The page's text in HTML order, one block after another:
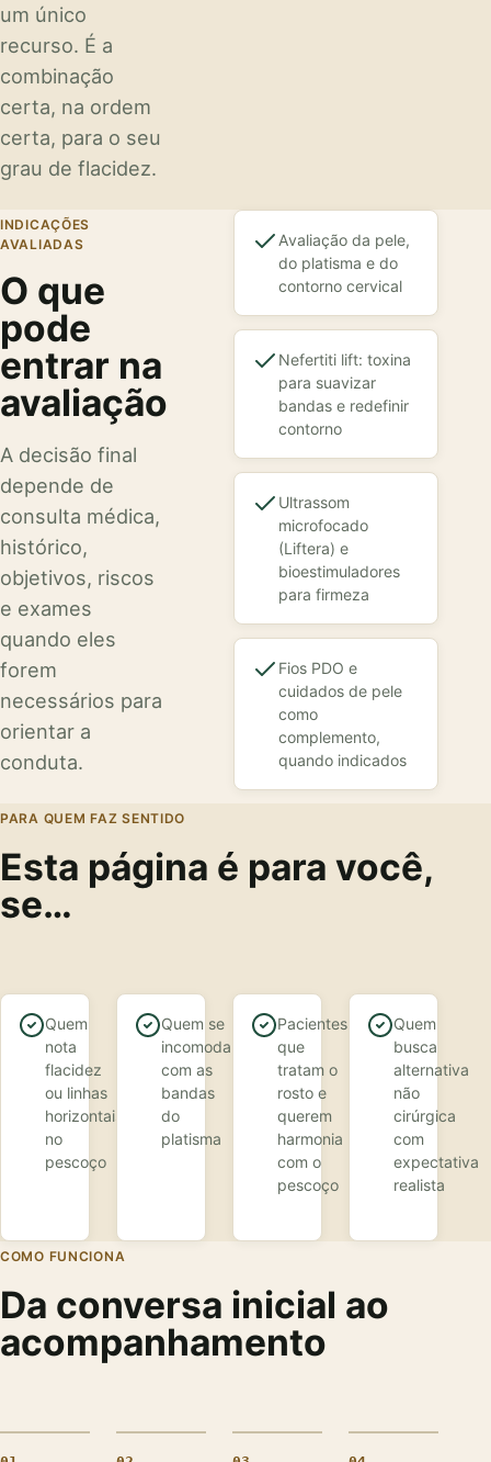
um único
recurso. É a
combinação
certa, na ordem
certa, para o seu
grau de flacidez.
INDICAÇÕES
AVALIADAS
O que
pode
entrar na
avaliação
A decisão final
depende de
consulta médica,
histórico,
objetivos, riscos
e exames
quando eles
forem
necessários para
orientar a
conduta.
Avaliação da pele,
do platisma e do
contorno cervical
Nefertiti lift: toxina
para suavizar
bandas e redefinir
contorno
Ultrassom
microfocado
(Liftera) e
bioestimuladores
para firmeza
Fios PDO e
cuidados de pele
como
complemento,
quando indicados
PARA QUEM FAZ SENTIDO
Esta página é para você,
se…
Quem
nota
flacidez
ou linhas
horizontais
no
pescoço
Quem se
incomoda
com as
bandas
do
platisma
Pacientes
que
tratam o
rosto e
querem
harmonia
com o
pescoço
Quem
busca
alternativa
não
cirúrgica
com
expectativa
realista
COMO FUNCIONA
Da conversa inicial ao
acompanhamento